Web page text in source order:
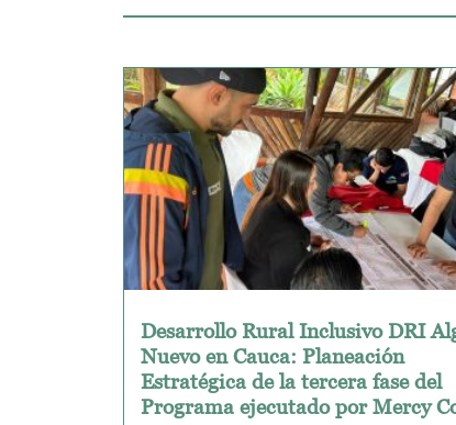
Desarrollo Rural Inclusivo DRI
Nuevo en Cauca: Planeación
Estratégica de la tercera fase del
Programa ejecutado por Mercy